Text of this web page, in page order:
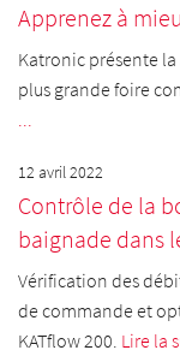
Apprenez à
Katronic présente
plus grande foire
12 avril 2022
Contrôle de la
baignade dans
Vérification des
de commande et
KATflow 200. Lire la